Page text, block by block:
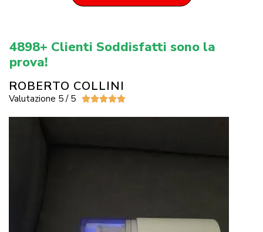
4898+ Clienti Soddisfatti sono la
prova!
ROBERTO COLLINI
Valutazione 5 / 5 